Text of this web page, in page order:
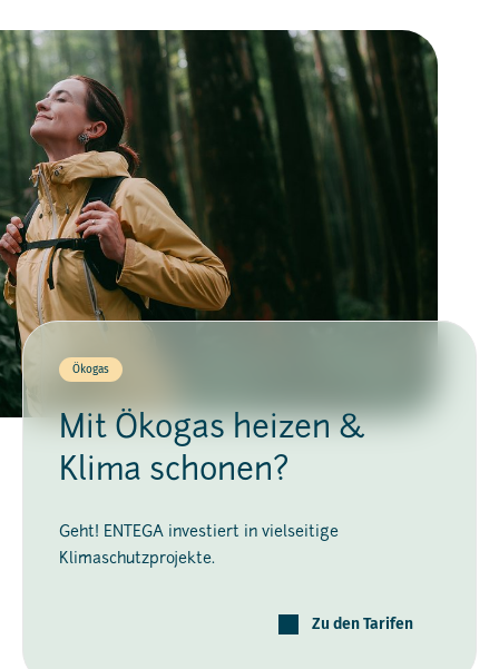
Ökogas
Mit Ökogas heizen &
Klima schonen?
Geht! ENTEGA investiert in vielseitige
Klimaschutzprojekte.
Zu den Tarifen